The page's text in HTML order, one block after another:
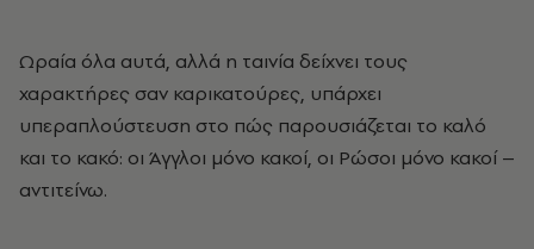
Ωραία όλα αυτά, αλλά η ταινία δείχνει τους
χαρακτήρες σαν καρικατούρες, υπάρχει
υπεραπλούστευση στο πώς παρουσιάζεται το καλό
και το κακό: οι Άγγλοι μόνο κακοί, οι Ρώσοι μόνο κακοί –
αντιτείνω.